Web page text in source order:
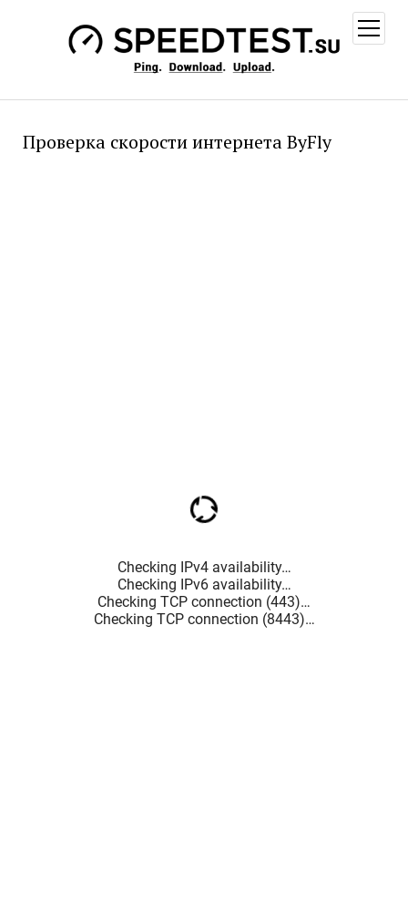
меню
Проверка скорости интернета ByFly